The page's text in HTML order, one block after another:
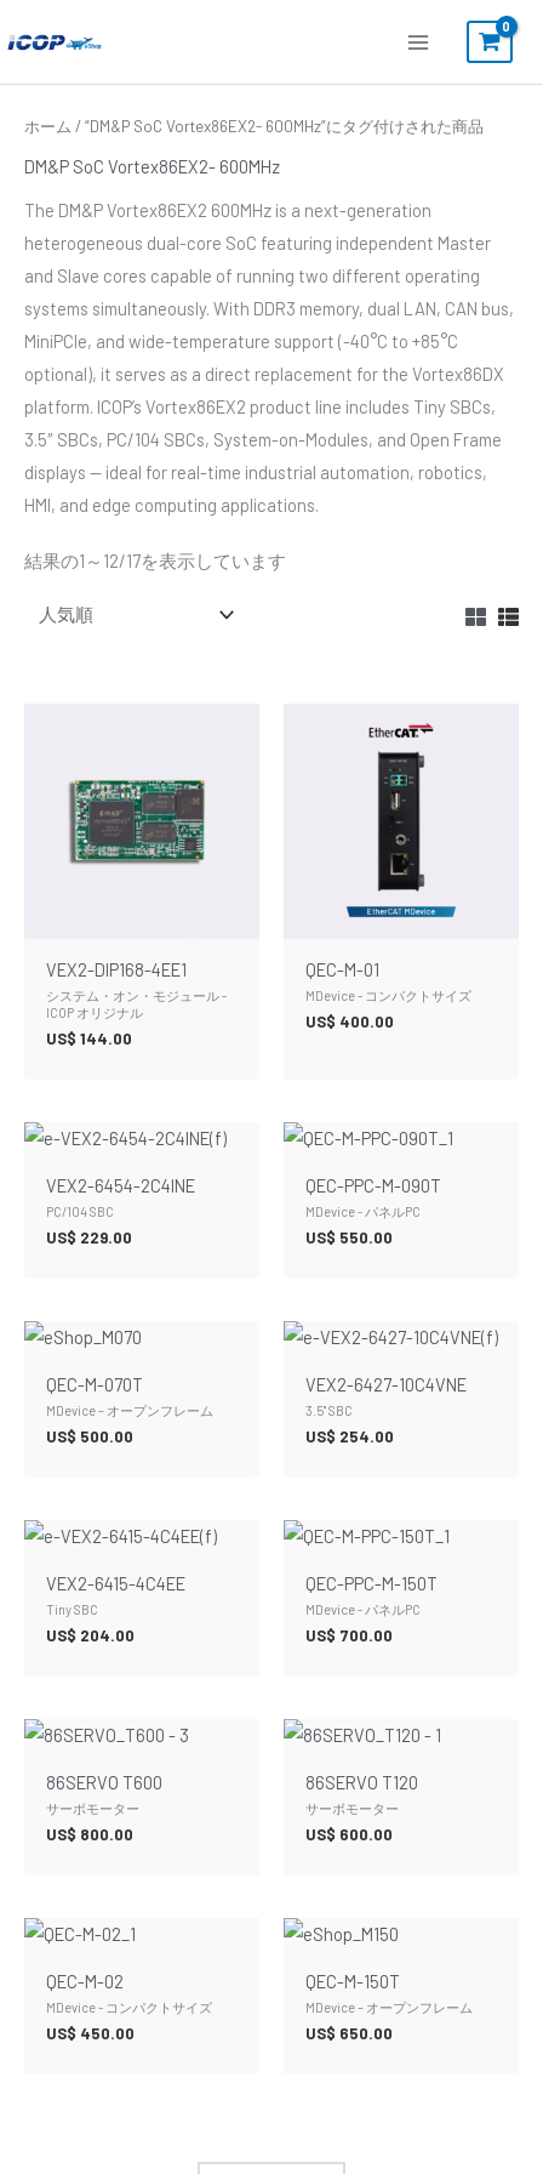
容
を
ホーム / “DM&P SoC Vortex86EX2- 600MHz”にタグ付けされた商品
DM&P SoC Vortex86EX2- 600MHz
The DM&P Vortex86EX2 600MHz is a next-generation
heterogeneous dual-core SoC featuring independent Master
and Slave cores capable of running two different operating
systems simultaneously. With DDR3 memory, dual LAN, CAN bus,
MiniPCIe, and wide-temperature support (-40°C to +85°C
optional), it serves as a direct replacement for the Vortex86DX
platform. ICOP’s Vortex86EX2 product line includes Tiny SBCs,
3.5″ SBCs, PC/104 SBCs, System-on-Modules, and Open Frame
displays — ideal for real-time industrial automation, robotics,
HMI, and edge computing applications.
結果の1～12/17を表示しています
人
気
VEX2-DIP168-4EE1
システム・オン・モジュール -
ICOP オリジナル
US$ 144.00
QEC-M-01
MDevice - コンパクトサイズ
US$ 400.00
VEX2-6454-2C4INE
PC/104 SBC
US$ 229.00
QEC-PPC-M-090T
MDevice - パネルPC
US$ 550.00
QEC-M-070T
MDevice – オープンフレーム
US$ 500.00
VEX2-6427-10C4VNE
3.5" SBC
US$ 254.00
VEX2-6415-4C4EE
Tiny SBC
US$ 204.00
QEC-PPC-M-150T
MDevice - パネルPC
US$ 700.00
86SERVO T600
サーボモーター
US$ 800.00
86SERVO T120
サーボモーター
US$ 600.00
QEC-M-02
MDevice - コンパクトサイズ
US$ 450.00
QEC-M-150T
MDevice – オープンフレーム
US$ 650.00